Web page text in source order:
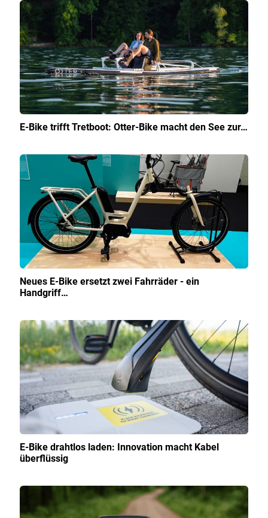
E-Bike trifft Tretboot: Otter-Bike macht den See zur…
Neues E-Bike ersetzt zwei Fahrräder - ein
Handgriff…
E-Bike drahtlos laden: Innovation macht Kabel
überflüssig